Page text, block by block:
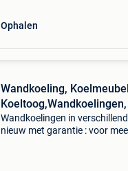
Ophalen
Wandkoeling,
Wandkoelingen in
nieuw met garantie : voor